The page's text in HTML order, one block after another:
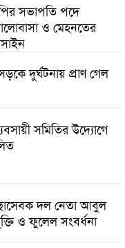
সভাপতি পদে
ও মেহনতের
দুর্ঘটনায় প্রাণ গেল
সমিতির উদ্যোগে
দল নেতা আবুল
ও ফুলেল সংবর্ধনা